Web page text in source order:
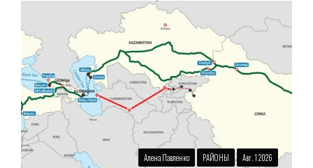
Алена Павленко РАЙОНЫ Авг. 1 2026